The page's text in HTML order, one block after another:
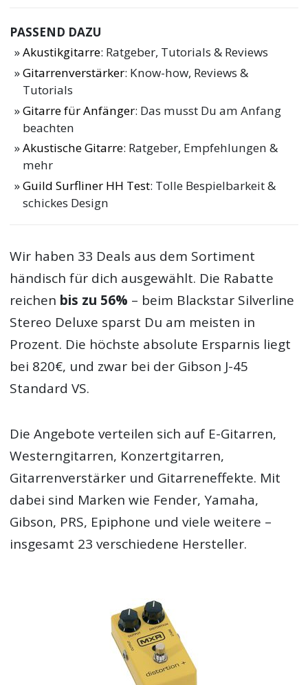
PASSEND DAZU
Akustikgitarre: Ratgeber, Tutorials & Reviews
Gitarrenverstärker: Know-how, Reviews &
Tutorials
Gitarre für Anfänger: Das musst Du am Anfang
beachten
Akustische Gitarre: Ratgeber, Empfehlungen &
mehr
Guild Surfliner HH Test: Tolle Bespielbarkeit &
schickes Design
Wir haben 33 Deals aus dem Sortiment
händisch für dich ausgewählt. Die Rabatte
reichen bis zu 56% – beim Blackstar Silverline
Stereo Deluxe sparst Du am meisten in
Prozent. Die höchste absolute Ersparnis liegt
bei 820€, und zwar bei der Gibson J-45
Standard VS.
Die Angebote verteilen sich auf E-Gitarren,
Westerngitarren, Konzertgitarren,
Gitarrenverstärker und Gitarreneffekte. Mit
dabei sind Marken wie Fender, Yamaha,
Gibson, PRS, Epiphone und viele weitere –
insgesamt 23 verschiedene Hersteller.